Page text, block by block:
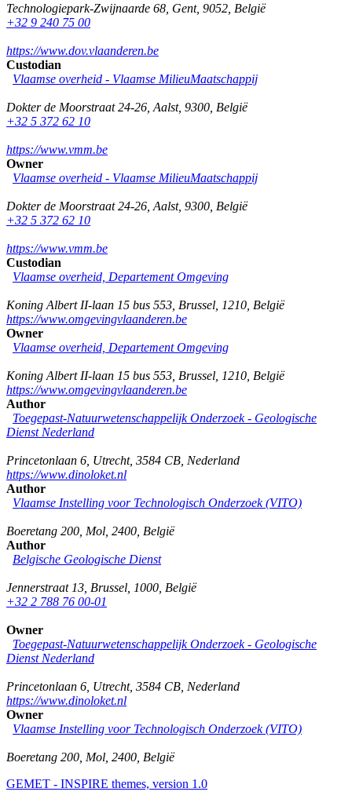
Technologiepark-Zwijnaarde 68 Gent, 9052 België
+32 9 240 75 00
https://www.dov.vlaanderen.be
Custodian
Vlaamse overheid - Vlaamse MilieuMaatschappij
Dokter de Moorstraat 24-26 Aalst, 9300 België
+32 5 372 62 10
https://www.vmm.be
Owner
Vlaamse overheid - Vlaamse MilieuMaatschappij
Dokter de Moorstraat 24-26 Aalst, 9300 België
+32 5 372 62 10
https://www.vmm.be
Custodian
Vlaamse overheid, Departement Omgeving
Koning Albert II-laan 15 bus 553 Brussel 1210 België
https://www.omgevingvlaanderen.be
Owner
Vlaamse overheid, Departement Omgeving
Koning Albert II-laan 15 bus 553 Brussel 1210 België
https://www.omgevingvlaanderen.be
Author
Toegepast-Natuurwetenschappelijk Onderzoek - Geologische
Dienst Nederland
Princetonlaan 6 Utrecht, 3584 CB Nederland
https://www.dinoloket.nl
Author
Vlaamse Instelling voor Technologisch Onderzoek (VITO)
Boeretang 200 Mol 2400 België
Author
Belgische Geologische Dienst
Jennerstraat 13 Brussel 1000 België
+32 2 788 76 00-01
Owner
Toegepast-Natuurwetenschappelijk Onderzoek - Geologische
Dienst Nederland
Princetonlaan 6 Utrecht, 3584 CB Nederland
https://www.dinoloket.nl
Owner
Vlaamse Instelling voor Technologisch Onderzoek (VITO)
Boeretang 200 Mol 2400 België
GEMET - INSPIRE themes, version 1.0